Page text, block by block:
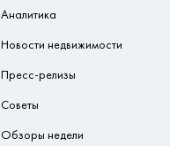
Аналитика
Новости недвижимости
Пресс-релизы
Советы
Обзоры недели